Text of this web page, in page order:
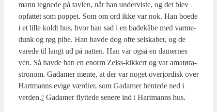
mann teg­ne­de på tav­len, når han under­vi­ste, og det blev
opfat­tet som pop­pet. Som om ord ikke var nok. Han boe­de
i et lil­le koldt hus, hvor han sad i en bade­kå­be med var­me­
dunk og røg pibe. Han hav­de dog ofte sel­ska­ber, og de
vare­de til langt ud på nat­ten. Han var også en damer­nes
ven. Så hav­de han en enorm Zei­ss-kik­kert og var ama­tøra­
stro­nom. Gada­mer men­te, at der var noget overjor­disk over
Hart­manns evi­ge vær­di­er, som Gada­mer hen­te­de ned i
verden.7 Gada­mer flyt­te­de sene­re ind i Hart­manns hus.